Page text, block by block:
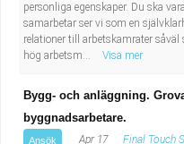
personliga egenskaper. Du ska
samarbetar ser vi som en
relationer till arbetskamrater
hög arbetsm...
Visa mer
Bygg- och anläggning.
byggnadsarbetare.
Ansök Apr 17 Final Touch